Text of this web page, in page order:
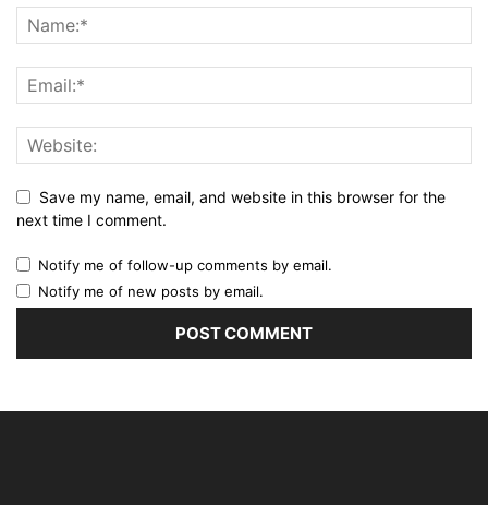
Save my name, email, and website in this browser for the
next time I comment.
Notify me of follow-up comments by email.
Notify me of new posts by email.